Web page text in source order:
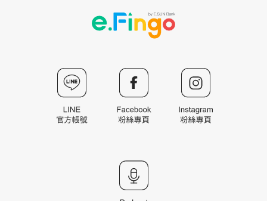
製作，遵守食品衛生法規，並擁有完善包裝與標
示，通過多重篩選才能獲選。
「農村社區企業經營輔導計畫」自105年起推動企
業化經營，結合地方特色與計畫支持青年創業與
社區組織轉型，提升產業競爭力與生活品質，同
時創新，注入農村永續動能，促進城鄉均衡與共
好發展。並且強調回饋社區，成為臺灣農村振興
的重要引擎。
「選購認證農村產品」
挑選通過嚴格標準、在地製造且具農村特色